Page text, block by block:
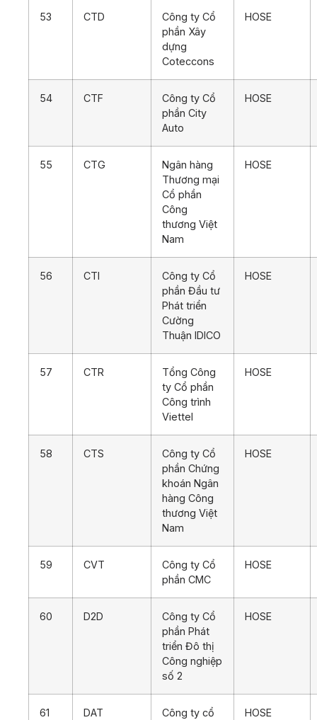
53 CTD
Công ty Cổ
phần Xây
dựng
Coteccons
HOSE
54 CTF
Công ty Cổ
phần City
Auto
HOSE
55 CTG
Ngân hàng
Thương mại
Cổ phần
Công
thương Việt
Nam
HOSE
56 CTI
Công ty Cổ
phần Đầu tư
Phát triển
Cường
Thuận IDICO
HOSE
57 CTR
Tổng Công
ty Cổ phần
Công trình
Viettel
HOSE
58 CTS
Công ty Cổ
phần Chứng
khoán Ngân
hàng Công
thương Việt
Nam
HOSE
59 CVT
Công ty Cổ
phần CMC
HOSE
60 D2D
Công ty Cổ
phần Phát
triển Đô thị
Công nghiệp
số 2
HOSE
61 DAT
Công ty cổ
HOSE